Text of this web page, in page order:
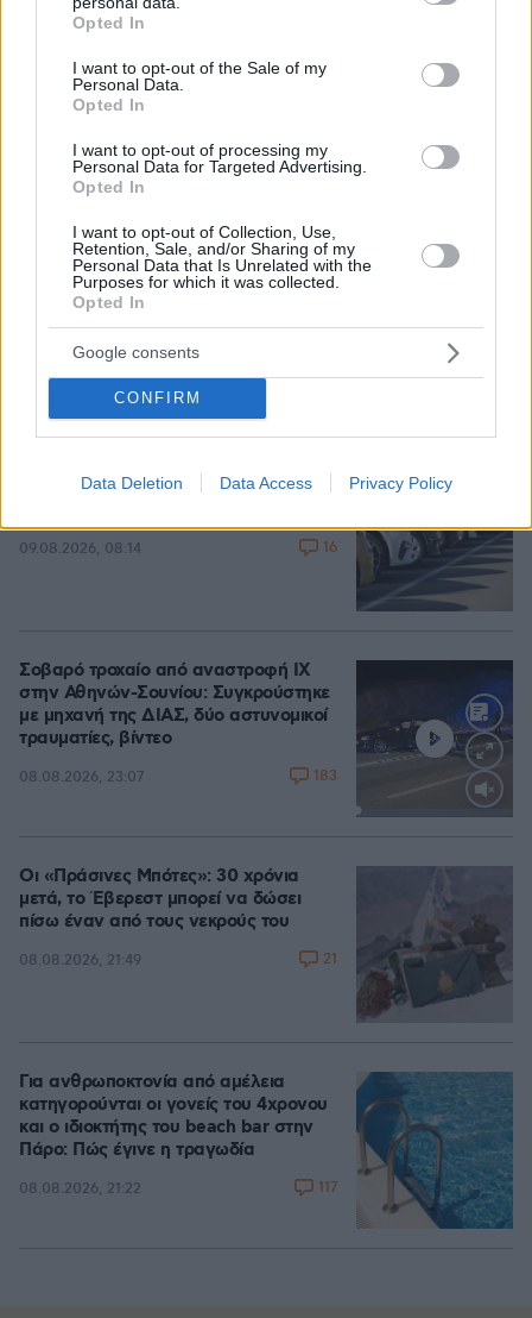
grant or deny consent to Google and its third-party tags to
use your data for below specified purposes in below Google
consent section.
Opted In
I want to opt-out of the Sale of my
Personal Data.
Opted In
I want to opt-out of processing my
Personal Data for Targeted Advertising.
Opted In
I want to opt-out of Collection, Use,
Retention, Sale, and/or Sharing of my
Personal Data that Is Unrelated with the
Purposes for which it was collected.
Opted In
Google consents
CONFIRM
Data Deletion Data Access Privacy Policy
πρίγκιπα Άντριου όταν πεθάνει παρά
την αποκαθήλωσή του, αντιδράσεις
για το «μυστικό σχέδιο»
09.08.2026, 08:01 3
Μυστήριο 3.500 ετών στη Σαντορίνη:
Ο 15χρονος που δεν πρόλαβε να
ξεφύγει από το τσουνάμι μπορεί ν'
αλλάξει τη χρονολογία της μεγάλης
έκρηξης
08.08.2026, 18:08
αλλάζει σε παραγγελία, πληρωμή και
09.08.2026, 08:14 16
Σοβαρό τροχαίο από αναστροφή ΙΧ
στην Αθηνών-Σουνίου: Συγκρούστηκε
με μηχανή της ΔΙΑΣ, δύο αστυνομικοί
τραυματίες, βίντεο
08.08.2026, 23:07 183
Οι «Πράσινες Μπότες»: 30 χρόνια
μετά, το Έβερεστ μπορεί να δώσει
πίσω έναν από τους νεκρούς του
08.08.2026, 21:49 21
Για ανθρωποκτονία από αμέλεια
κατηγορούνται οι γονείς του 4χρονου
και ο ιδιοκτήτης του beach bar στην
Πάρο: Πώς έγινε η τραγωδία
08.08.2026, 21:22 117